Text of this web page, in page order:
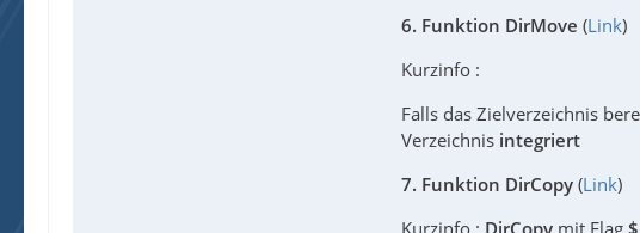
6. Funktion DirMove (Link)
Kurzinfo :
Falls das Zielverzeichnis
Verzeichnis integriert
7. Funktion DirCopy (Link)